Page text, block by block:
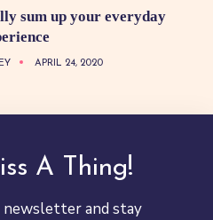
sum up your everyday
APRIL 24, 2020
A Thing!
and stay